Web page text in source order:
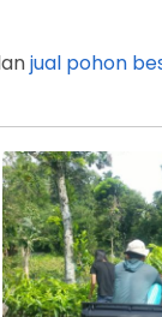
jual pohon